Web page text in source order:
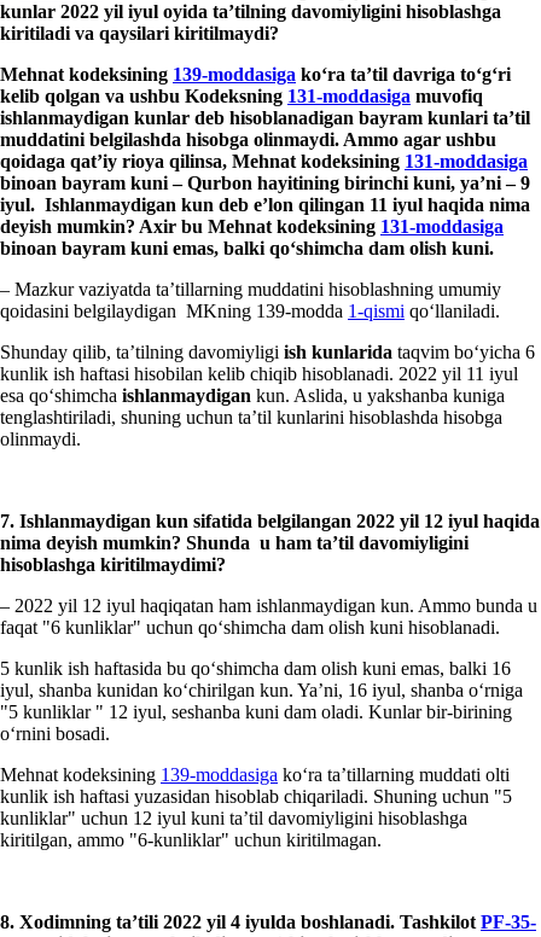
kunlar 2022 yil iyul oyida ta’tilning davomiyligini hisoblashga
kiritiladi va qaysilari kiritilmaydi?
Mehnat kodeksining 139-moddasiga koʻra ta’til davriga toʻgʻri
kelib qolgan va ushbu Kodeksning 131-moddasiga muvofiq
ishlanmaydigan kunlar deb hisoblanadigan bayram kunlari ta’til
muddatini belgilashda hisobga olinmaydi. Ammo agar ushbu
qoidaga qat’iy rioya qilinsa, Mehnat kodeksining 131-moddasiga
binoan bayram kuni – Qurbon hayitining birinchi kuni, ya’ni – 9
iyul. Ishlanmaydigan kun deb e’lon qilingan 11 iyul haqida nima
deyish mumkin? Aхir bu Mehnat kodeksining 131-moddasiga
binoan bayram kuni emas, balki qoʻshimcha dam olish kuni.
– Mazkur vaziyatda ta’tillarning muddatini hisoblashning umumiy
qoidasini belgilaydigan MKning 139-modda 1-qismi qoʻllaniladi.
Shunday qilib, ta’tilning davomiyligi ish kunlarida taqvim boʻyicha 6
kunlik ish haftasi hisobilan kelib chiqib hisoblanadi. 2022 yil 11 iyul
esa qoʻshimcha ishlanmaydigan kun. Aslida, u yakshanba kuniga
tenglashtiriladi, shuning uchun ta’til kunlarini hisoblashda hisobga
olinmaydi.
7. Ishlanmaydigan kun sifatida belgilangan 2022 yil 12 iyul haqida
nima deyish mumkin? Shunda u ham ta’til davomiyligini
hisoblashga kiritilmaydimi?
– 2022 yil 12 iyul haqiqatan ham ishlanmaydigan kun. Ammo bunda u
faqat "6 kunliklar" uchun qoʻshimcha dam olish kuni hisoblanadi.
5 kunlik ish haftasida bu qoʻshimcha dam olish kuni emas, balki 16
iyul, shanba kunidan koʻchirilgan kun. Ya’ni, 16 iyul, shanba oʻrniga
"5 kunliklar " 12 iyul, seshanba kuni dam oladi. Kunlar bir-birining
oʻrnini bosadi.
Mehnat kodeksining 139-moddasiga koʻra ta’tillarning muddati olti
kunlik ish haftasi yuzasidan hisoblab chiqariladi. Shuning uchun "5
kunliklar" uchun 12 iyul kuni ta’til davomiyligini hisoblashga
kiritilgan, ammo "6-kunliklar" uchun kiritilmagan.
8. Xodimning ta’tili 2022 yil 4 iyulda boshlanadi. Tashkilot PF-35-